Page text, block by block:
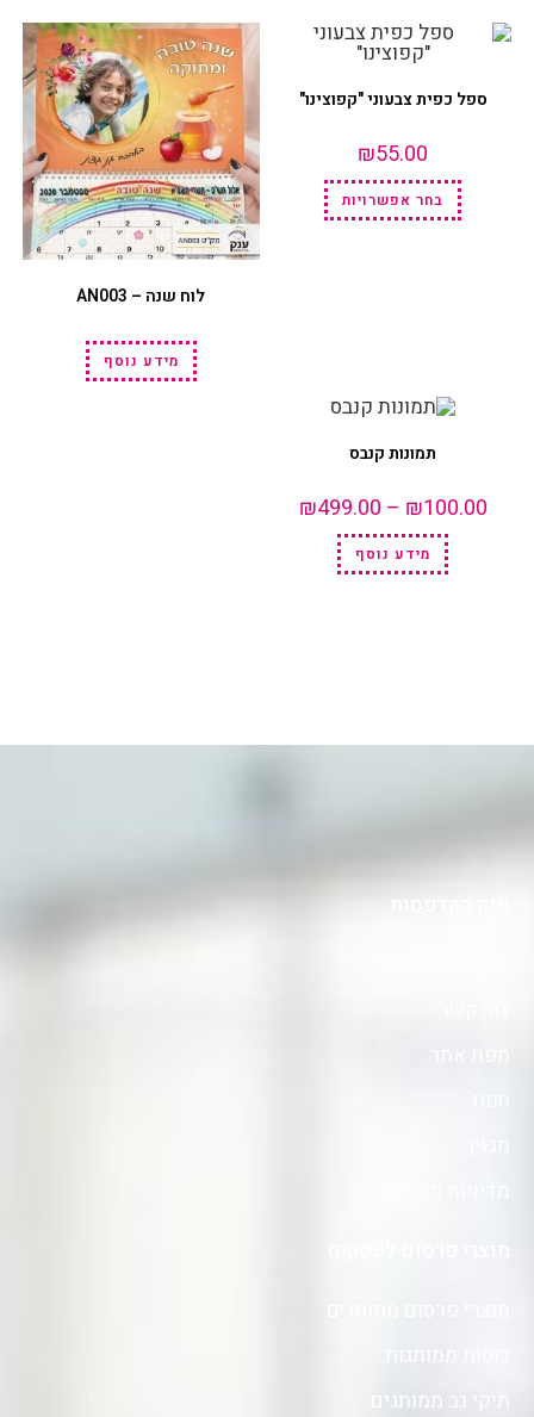
ספל כפית צבעוני "קפוצינו"
₪55.00
בחר אפשרויות
לוח שנה – AN003
מידע נוסף
תמונות קנבס
₪100.00
–
₪499.00
מידע נוסף
תיקי גב ממותגים